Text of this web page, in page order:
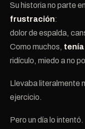
Su historia no parte
frustración:
dolor de espalda,
Como muchos, tenía
ridículo, miedo a no
Llevaba literalmente
ejercicio.
Pero un día lo intentó.